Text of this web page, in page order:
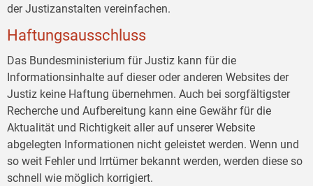
der Justizanstalten vereinfachen.
Haftungsausschluss
Das Bundesministerium für Justiz kann für die
Informationsinhalte auf dieser oder anderen Websites der
Justiz keine Haftung übernehmen. Auch bei sorgfältigster
Recherche und Aufbereitung kann eine Gewähr für die
Aktualität und Richtigkeit aller auf unserer Website
abgelegten Informationen nicht geleistet werden. Wenn und
so weit Fehler und Irrtümer bekannt werden, werden diese so
schnell wie möglich korrigiert.